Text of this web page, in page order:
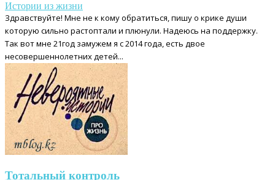
Истории из жизни
Здравствуйте! Мне не к кому обратиться, пишу о крике души
которую сильно растоптали и плюнули. Надеюсь на поддержку.
Так вот мне 21год замужем я с 2014 года, есть двое
несовершеннолетних детей...
Тотальный контроль